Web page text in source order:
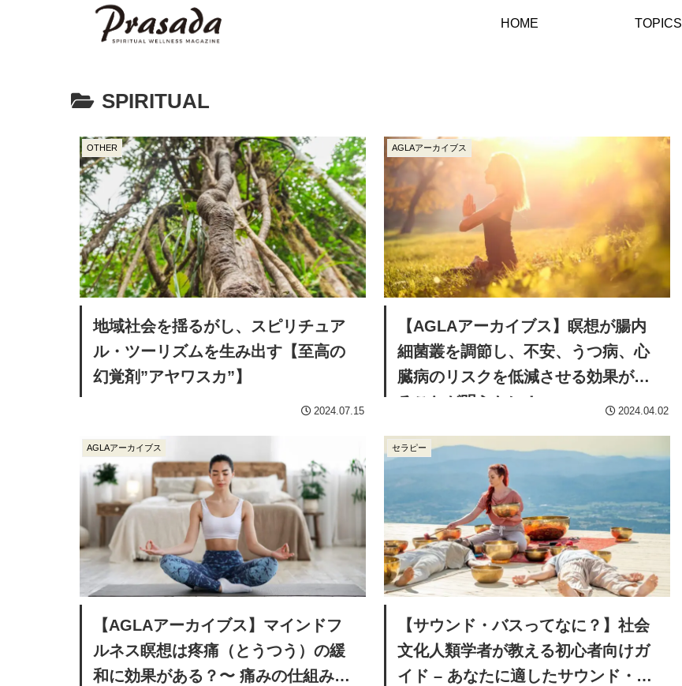
HOME TOPICS
SPIRITUAL
OTHER
地域社会を揺るがし、スピリチュア
ル・ツーリズムを生み出す【至高の
幻覚剤”アヤワスカ”】
2024.07.15
AGLAアーカイブス
【AGLAアーカイブス】瞑想が腸内
細菌叢を調節し、不安、うつ病、心
臓病のリスクを低減させる効果があ
ることが明らかに！
2024.04.02
AGLAアーカイブス
【AGLAアーカイブス】マインドフ
ルネス瞑想は疼痛（とうつう）の緩
和に効果がある？〜 痛みの仕組みと
セラピー
【サウンド・バスってなに？】社会
文化人類学者が教える初心者向けガ
イド – あなたに適したサウンド・バ